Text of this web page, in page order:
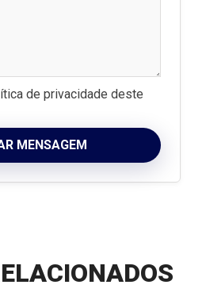
de privacidade deste
MENSAGEM